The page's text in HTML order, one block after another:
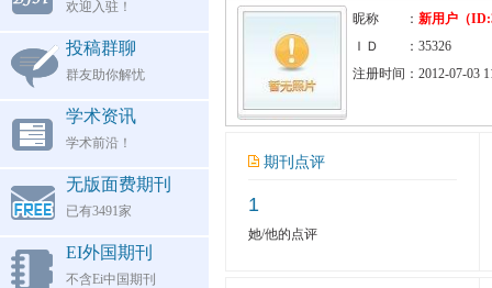
欢迎入驻！
投稿群聊
群友助你解忧
学术资讯
学术前沿！
无版面费期刊
已有3491家
EI外国期刊
不含Ei中国期刊
昵称 ： 新用户（
ＩＤ ：35326
注册时间：2012-07-03
期刊点评
1
她/他的点评